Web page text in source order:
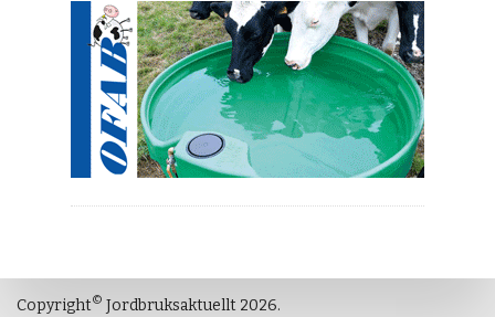
Copyright© Jordbruksaktuellt 2026.